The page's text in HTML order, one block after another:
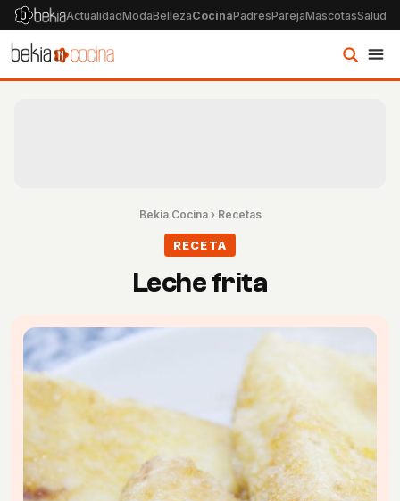
ActualidadModaBellezaCocinaPadresParejaMascotasSalud
Bekia Cocina› Recetas
RECETA
Leche frita